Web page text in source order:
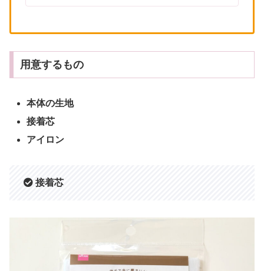
用意するもの
本体の生地
接着芯
アイロン
接着芯